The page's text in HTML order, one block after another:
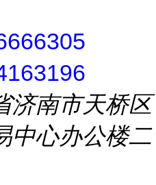
济南市天桥区
中心办公楼二